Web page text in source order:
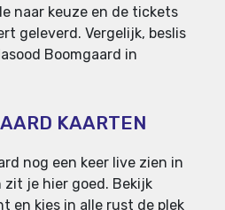
naar keuze en de tickets
geleverd. Vergelijk, beslis
Boomgaard in
KAARTEN
nog een keer live zien in
zit je hier goed. Bekijk
en kies in alle rust de plek